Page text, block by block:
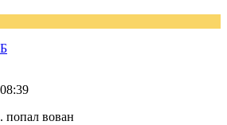
попал вован